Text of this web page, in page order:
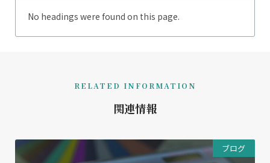
No headings were found on this page.
RELATED INFORMATION
関連情報
ブログ